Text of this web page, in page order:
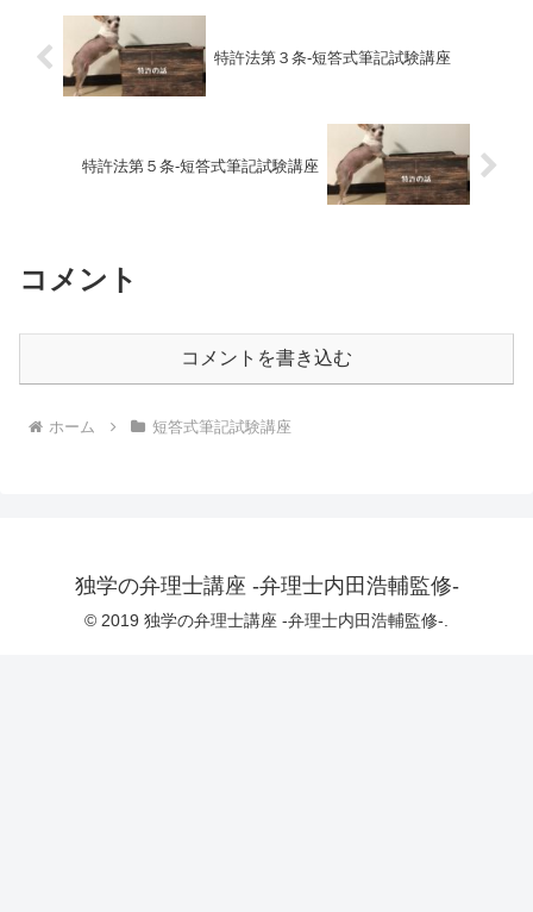
特許法第３条-短答式筆記試験講座
特許法第５条-短答式筆記試験講座
コメント
コメントを書き込む
ホーム 短答式筆記試験講座
独学の弁理士講座 -弁理士内田浩輔監修-
© 2019 独学の弁理士講座 -弁理士内田浩輔監修-.